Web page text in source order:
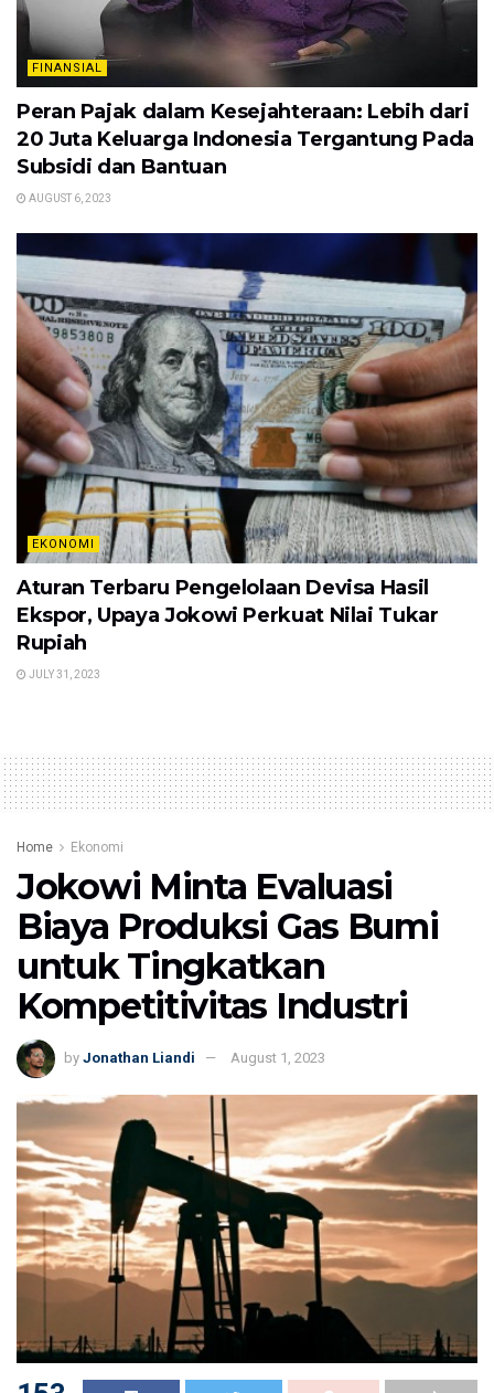
FINANSIAL
Peran Pajak dalam Kesejahteraan: Lebih dari
20 Juta Keluarga Indonesia Tergantung Pada
Subsidi dan Bantuan
AUGUST 6, 2023
EKONOMI
Aturan Terbaru Pengelolaan Devisa Hasil
Ekspor, Upaya Jokowi Perkuat Nilai Tukar
Rupiah
JULY 31, 2023
Home Ekonomi
Jokowi Minta Evaluasi
Biaya Produksi Gas Bumi
untuk Tingkatkan
Kompetitivitas Industri
by Jonathan Liandi August 1, 2023